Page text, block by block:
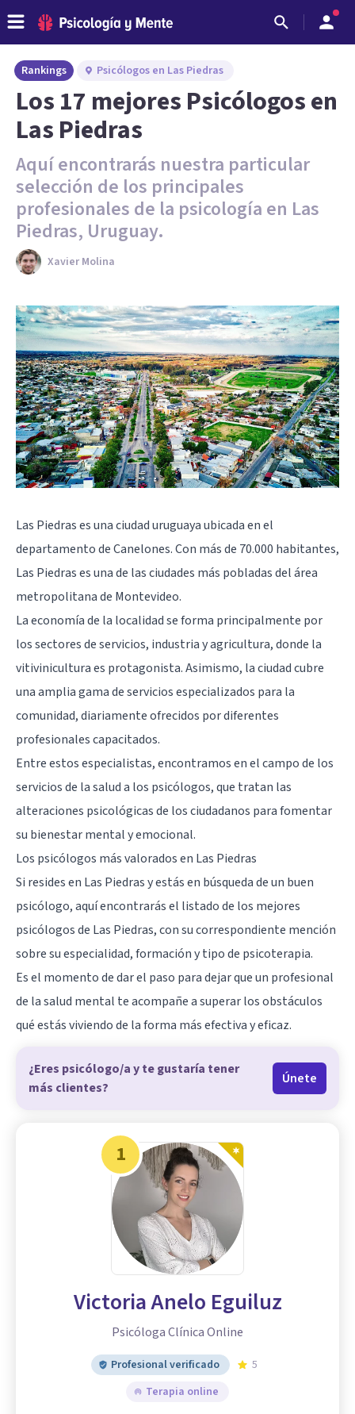
Rankings Psicólogos en Las Piedras
Los 17 mejores Psicólogos en
Las Piedras
Aquí encontrarás nuestra particular
selección de los principales
profesionales de la psicología en Las
Piedras, Uruguay.
Xavier Molina
Las Piedras es una ciudad uruguaya ubicada en el
departamento de Canelones. Con más de 70.000 habitantes,
Las Piedras es una de las ciudades más pobladas del área
metropolitana de Montevideo.
La economía de la localidad se forma principalmente por
los sectores de servicios, industria y agricultura, donde la
vitivinicultura es protagonista. Asimismo, la ciudad cubre
una amplia gama de servicios especializados para la
comunidad, diariamente ofrecidos por diferentes
profesionales capacitados.
Entre estos especialistas, encontramos en el campo de los
servicios de la salud a los psicólogos, que tratan las
alteraciones psicológicas de los ciudadanos para fomentar
su bienestar mental y emocional.
Los psicólogos más valorados en Las Piedras
Si resides en Las Piedras y estás en búsqueda de un buen
psicólogo, aquí encontrarás el listado de los mejores
psicólogos de Las Piedras, con su correspondiente mención
sobre su especialidad, formación y tipo de psicoterapia.
Es el momento de dar el paso para dejar que un profesional
de la salud mental te acompañe a superar los obstáculos
qué estás viviendo de la forma más efectiva y eficaz.
¿Eres psicólogo/a y te gustaría tener
más clientes?
Únete
1
Victoria Anelo Eguiluz
Psicóloga Clínica Online
Profesional verificado
5
Terapia online